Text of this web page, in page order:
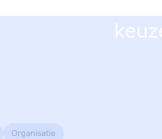
Organisatie